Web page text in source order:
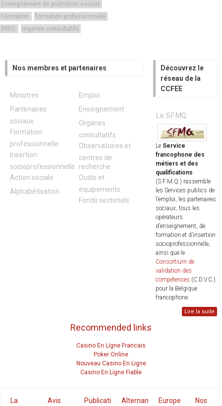
Enseignement de promotion sociale
Formation
formation professionnelle
IPIEQ
organes consultatifs
Nos membres et partenaires
Ministres
Partenaires
sociaux
Formation
professionnelle
Insertion
socioprofessionnelle
Action sociale
Alphabétisation
Emploi
Enseignement
Organes
consultatifs
Observatoires et
centres de
recherche
Outils et
équipements
Fonds sectoriels
Découvrez le
réseau de la
CCFEE
Le SFMQ
Le Service
francophone des
métiers et des
qualifications
(S.F.M.Q.) rassemble
les Services publics de
l’emploi, les partenaires
sociaux, tous les
opérateurs
d’enseignement, de
formation et d’insertion
socioprofessionnelle,
ainsi que le
Consortium de
validation des
compétences (C.D.V.C.)
pour la Belgique
francophone.
Lire la suite
Recommended links
Casino En Ligne Francais
Poker Online
Nouveau Casino En Ligne
Casino En Ligne Fiable
La
Avis PublicationsAlternance Europe
Nos